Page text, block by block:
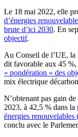
Le 18 mai 2022, elle
d’énergies
brute d’ici 2030. En
objectif.
Au Conseil de l’UE, la
dit favorable aux 45 %,
« pondération » des
mix électrique
N’obtenant pas gain
2023, à 42,5 % dans la
énergies
conclu avec le